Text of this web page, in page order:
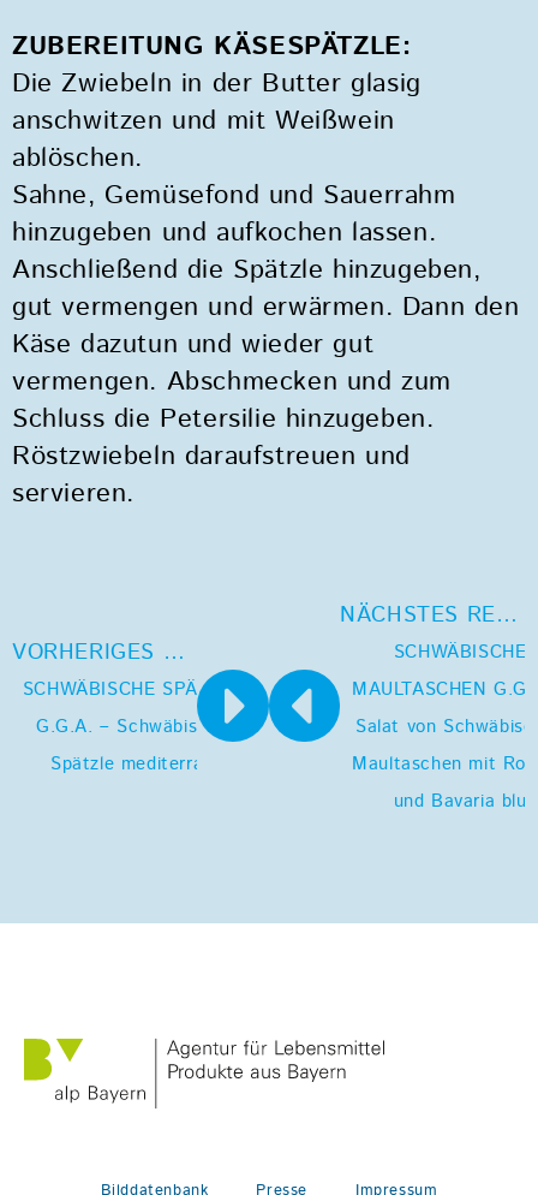
ZUBEREITUNG KÄSESPÄTZLE:
Die Zwiebeln in der Butter glasig
anschwitzen und mit Weißwein
ablöschen.
Sahne, Gemüsefond und Sauerrahm
hinzugeben und aufkochen lassen.
Anschließend die Spätzle hinzugeben,
gut vermengen und erwärmen. Dann den
Käse dazutun und wieder gut
vermengen. Abschmecken und zum
Schluss die Petersilie hinzugeben.
Röstzwiebeln daraufstreuen und
servieren.
NÄCHSTES REZEPT
SCHWÄBISCHE
MAULTASCHEN
Salat von
Maultaschen mit
und Bavaria blu
VORHERIGES REZEPT
SCHWÄBISCHE SPÄTZLE
G.G.A. – Schwäbische
Spätzle mediterran